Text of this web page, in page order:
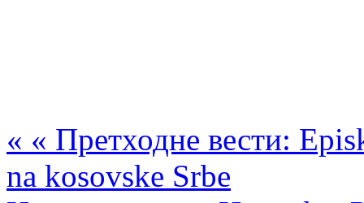
« « Претходне вести:
na kosovske Srbe